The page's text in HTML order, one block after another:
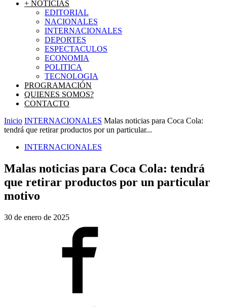
+ NOTICIAS
EDITORIAL
NACIONALES
INTERNACIONALES
DEPORTES
ESPECTACULOS
ECONOMIA
POLITICA
TECNOLOGIA
PROGRAMACIÓN
QUIENES SOMOS?
CONTACTO
Inicio INTERNACIONALES Malas noticias para Coca Cola:
tendrá que retirar productos por un particular...
INTERNACIONALES
Malas noticias para Coca Cola: tendrá
que retirar productos por un particular
motivo
30 de enero de 2025